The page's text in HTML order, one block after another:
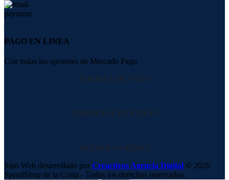
PAGO EN LÍNEA
Con todas las opciones de Mercado Pago
FORMAS DE PAGO
EMPRESAS DE ENVIO
NUESTRAS REDES
Sitio Web desarrollado por Creactivos Agencia Digital © 2026
SpeedShop de la Costa - Todos los derechos reservados.